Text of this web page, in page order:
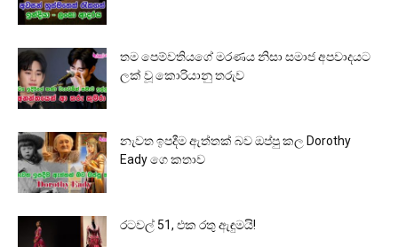
තම පෙම්වතියගේ මරණය නිසා සමාජ අපවාදයට
ලක් වූ කොරියානු තරුව
නැවත ඉපදීම ඇත්තක් බව ඔප්පු කල Dorothy
Eady ගෙ කතාව
රටවල් 51, එක රතු ඇඳුමයි!